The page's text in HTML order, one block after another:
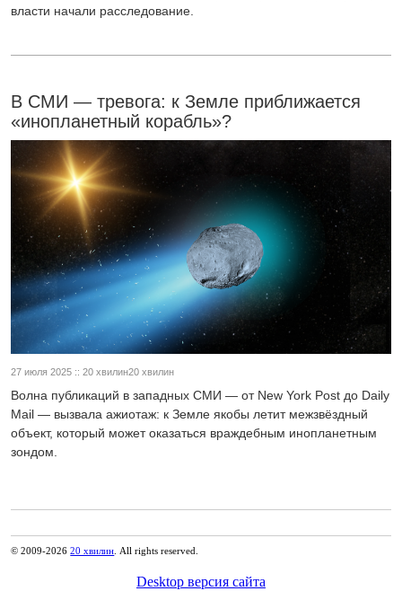
власти начали расследование.
В СМИ — тревога: к Земле приближается
«инопланетный корабль»?
27 июля 2025 :: 20 хвилин20 хвилин
Волна публикаций в западных СМИ — от New York Post до Daily
Mail — вызвала ажиотаж: к Земле якобы летит межзвёздный
объект, который может оказаться враждебным инопланетным
зондом.
© 2009-202620 хвилин . All rights reserved.
Desktop версия сайта